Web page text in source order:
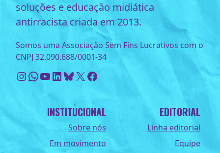
soluções e educação midiática
antirracista criada em 2013.
Somos uma Associação Sem Fins Lucrativos com o
CNPJ 32.090.688/0001-34
Instagram
WhatsApp
Youtube
LinkedIn
Bluesky
X Facebook
INSTITUCIONAL
Sobre nós
Em movimento
EDITORIAL
Linha editorial
Equipe